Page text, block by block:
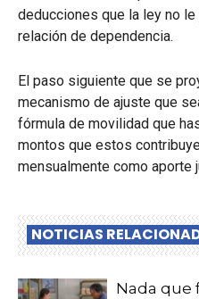
deducciones que la ley no
relación de dependencia.
El paso siguiente que se
mecanismo de ajuste que
fórmula de movilidad que
montos que estos
mensualmente como aporte
NOTICIAS
Nada que